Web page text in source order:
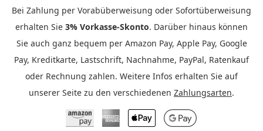
Bei Zahlung per Vorabüberweisung oder Sofortüberweisung
erhalten Sie 3% Vorkasse-Skonto. Darüber hinaus können
Sie auch ganz bequem per Amazon Pay, Apple Pay, Google
Pay, Kreditkarte, Lastschrift, Nachnahme, PayPal, Ratenkauf
oder Rechnung zahlen. Weitere Infos erhalten Sie auf
unserer Seite zu den verschiedenen Zahlungsarten.
Amazon PayAmerican Express
Apple PayGoogle Pay